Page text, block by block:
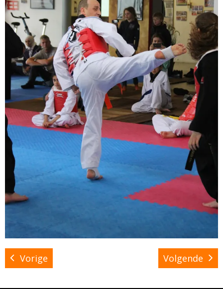
NIEUWS
CONTACT
PRAKTISCHE ZELFVERDEDIGINGSCURSUS
Vorige Volgende